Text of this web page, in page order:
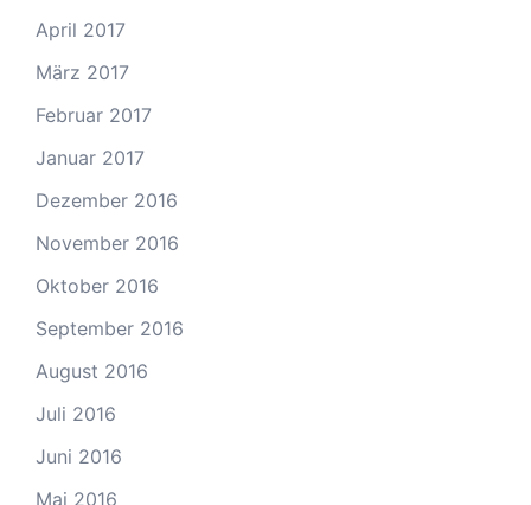
April 2017
März 2017
Februar 2017
Januar 2017
Dezember 2016
November 2016
Oktober 2016
September 2016
August 2016
Juli 2016
Juni 2016
Mai 2016